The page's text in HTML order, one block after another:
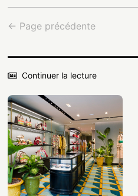
← Page précédente
Continuer la lecture